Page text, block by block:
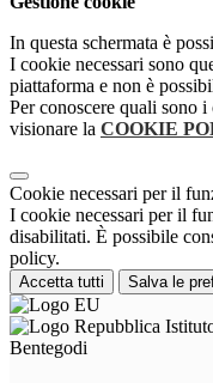
In questa schermata è
I cookie necessari sono
piattaforma e non è
Per conoscere quali sono
visionare la COOKIE
Cookie necessari per il
I cookie necessari per il
disabilitati. È possibile
policy.
Accetta tutti Salva le
Bentegodi